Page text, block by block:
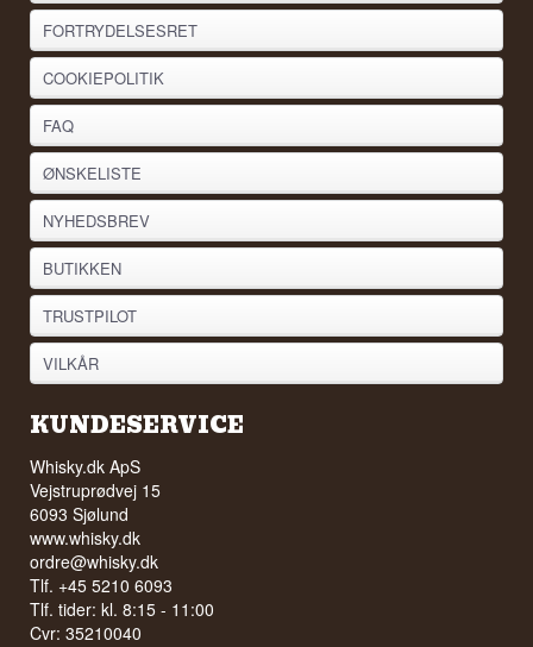
FORTRYDELSESRET
COOKIEPOLITIK
FAQ
ØNSKELISTE
NYHEDSBREV
BUTIKKEN
TRUSTPILOT
VILKÅR
KUNDESERVICE
Whisky.dk ApS
Vejstruprødvej 15
6093 Sjølund
www.whisky.dk
ordre@whisky.dk
Tlf. +45 5210 6093
Tlf. tider: kl. 8:15 - 11:00
Cvr: 35210040